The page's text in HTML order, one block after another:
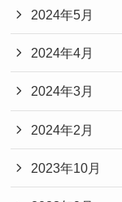
2024年5月
2024年4月
2024年3月
2024年2月
2023年10月